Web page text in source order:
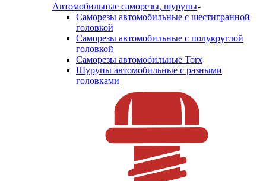
Автомобильные саморезы, шурупы
Саморезы автомобильные с шестигранной
головкой
Саморезы автомобильные с полукруглой
головкой
Саморезы автомобильные Torx
Шурупы автомобильные с разными
головками